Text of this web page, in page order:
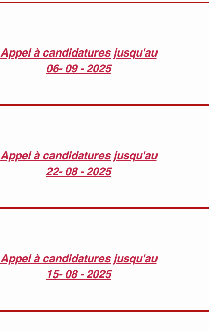
Appel à candidatures jusqu'au
06- 09 - 2025
Appel à candidatures jusqu'au
22- 08 - 2025
Appel à candidatures jusqu'au
15- 08 - 2025